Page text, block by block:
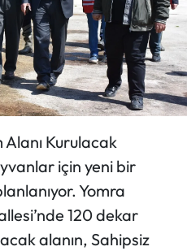
Alanı Kurulacak
için yeni bir
Yomra
120 dekar
alanın, Sahipsiz